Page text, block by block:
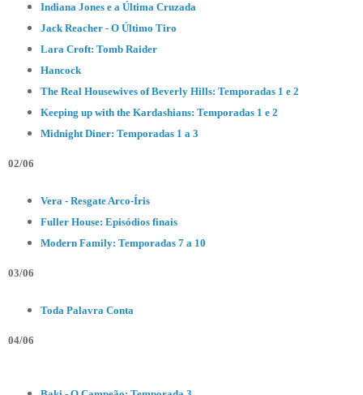
Indiana Jones e a Última Cruzada
Jack Reacher - O Último Tiro
Lara Croft: Tomb Raider
Hancock
The Real Housewives of Beverly Hills: Temporadas 1 e 2
Keeping up with the Kardashians: Temporadas 1 e 2
Midnight Diner: Temporadas 1 a 3
02/06
Vera - Resgate Arco-Íris
Fuller House: Episódios finais
Modern Family: Temporadas 7 a 10
03/06
Toda Palavra Conta
04/06